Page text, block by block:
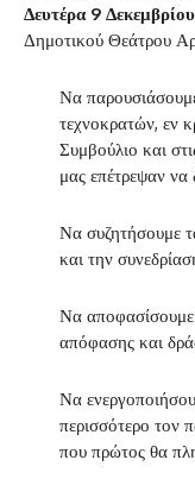
Δευτέρα 9
Δημοτικού Θεάτρου
Να
τεχνοκρατών, εν
Συμβούλιο και
μας επέτρεψαν
Να συζητήσουμε
και την
Να αποφασίσουμε
απόφασης και
Να
περισσότερο τον
που πρώτος θα